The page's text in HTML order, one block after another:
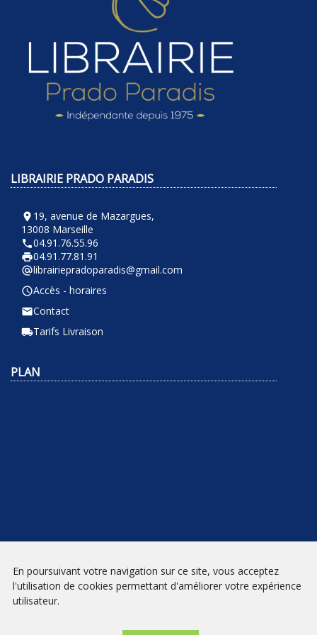
LIBRAIRIE PRADO PARADIS
room 19, avenue de Mazargues,
13008 Marseille
phone04.91.76.55.96
local_printshop04.91.77.81.91
alternate_emaillibrairiepradoparadis@gmail.com
query_builderAccès - horaires
emailContact
local_shippingTarifs Livraison
PLAN
NEWSLETTER
En poursuivant votre navigation sur ce site, vous acceptez
l'utilisation de cookies permettant d'améliorer votre expérience
utilisateur.